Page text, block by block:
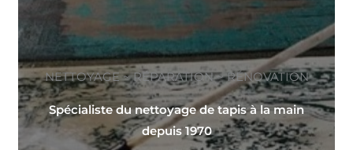
NETTOYAGE ~ RÉPARATION ~ RÉNOVATION
Spécialiste du nettoyage de tapis à la main
depuis 1970